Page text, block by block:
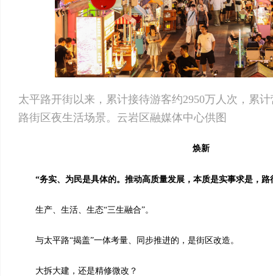
太平路开街以来，累计接待游客约2950万人次，累
路街区夜生活场景。云岩区融媒体中心供图
焕新
“务实、为民是具体的。推动高质量发展，本质是实事求是，路
生产、生活、生态“三生融合”。
与太平路“揭盖”一体考量、同步推进的，是街区改造。
大拆大建，还是精修微改？